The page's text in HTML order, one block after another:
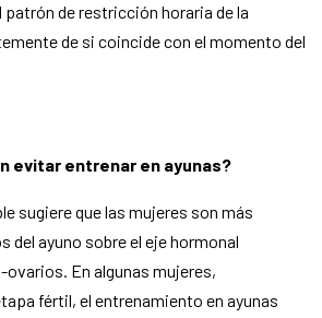
patrón de restricción horaria de la
de si coincide con el momento del
evitar entrenar en ayunas?
sugiere que las mujeres son más
del ayuno sobre el eje hormonal
En algunas mujeres,
fértil, el entrenamiento en ayunas